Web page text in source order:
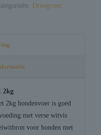
Droogvoer,
2kg
2kg hondenvoer is goed
met verse witvis
voor honden met